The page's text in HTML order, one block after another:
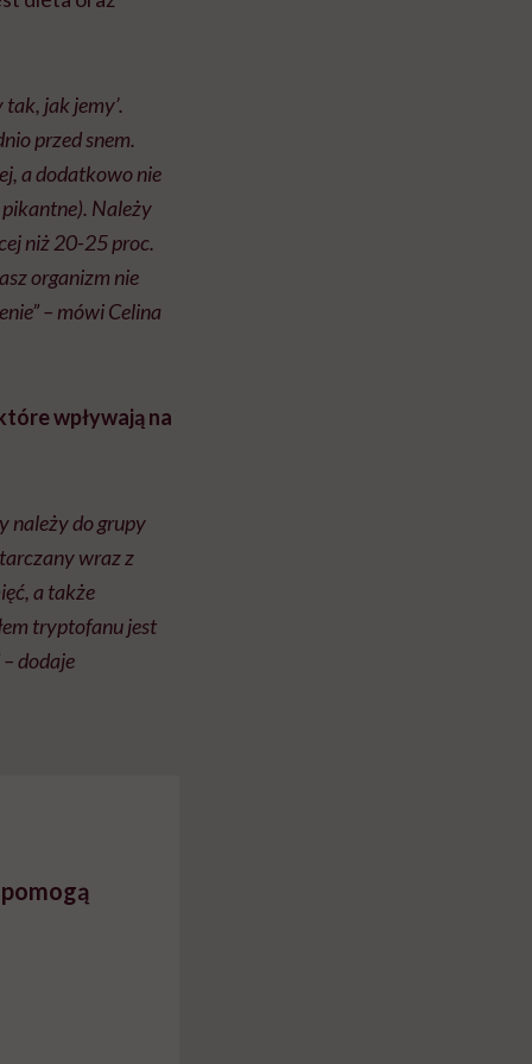
jak jemy’.
przed snem.
a dodatkowo nie
Należy
niż 20-25 proc.
organizm nie
– mówi Celina
wpływają na
należy do grupy
wraz z
a także
tryptofanu jest
dodaje